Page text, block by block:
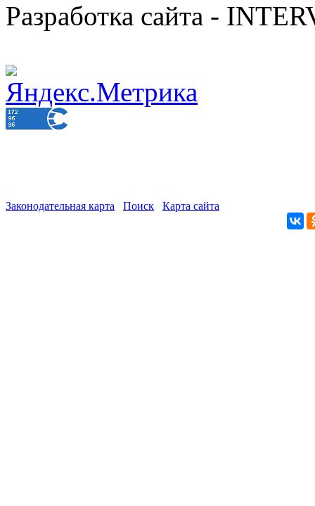
Разработка сайта -
Законодательная карта Поиск Карта сайта